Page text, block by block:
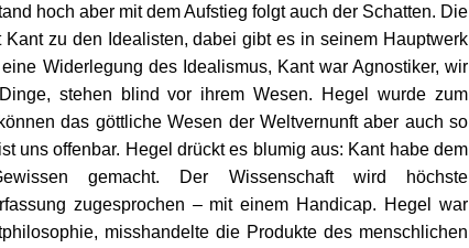
hoch aber mit dem Aufstieg folgt auch der Schatten. Die
zu den Idealisten, dabei gibt es in seinem Hauptwerk
Widerlegung des Idealismus, Kant war Agnostiker, wir
stehen blind vor ihrem Wesen. Hegel wurde zum
das göttliche Wesen der Weltvernunft aber auch so
uns offenbar. Hegel drückt es blumig aus: Kant habe dem
gemacht. Der Wissenschaft wird höchste
zugesprochen – mit einem Handicap. Hegel war
misshandelte die Produkte des menschlichen